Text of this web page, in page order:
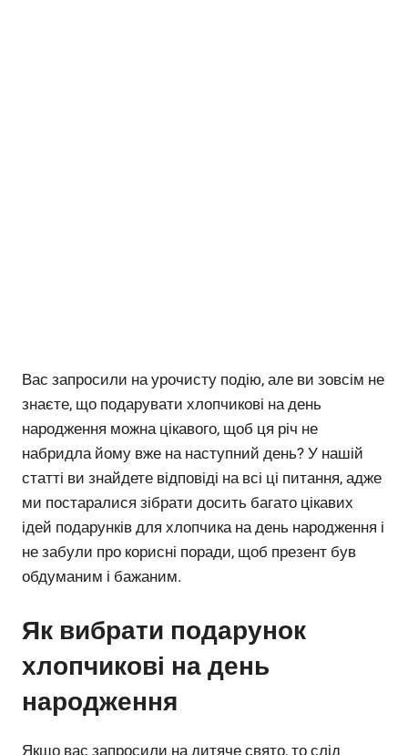
Вас запросили на урочисту подію, але ви зовсім не
знаєте, що подарувати хлопчикові на день
народження можна цікавого, щоб ця річ не
набридла йому вже на наступний день? У нашій
статті ви знайдете відповіді на всі ці питання, адже
ми постаралися зібрати досить багато цікавих
ідей подарунків для хлопчика на день народження і
не забули про корисні поради, щоб презент був
обдуманим і бажаним.
Як вибрати подарунок
хлопчикові на день
народження
Якщо вас запросили на дитяче свято, то слід